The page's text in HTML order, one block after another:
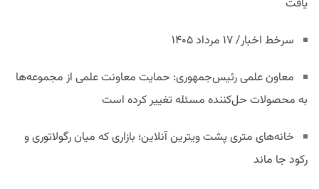
یافت
سرخط اخبار/ ۱۷ مرداد ۱۴۰۵
معاون علمی رئیس‌جمهوری: حمایت معاونت علمی از مجموعه‌ها
به محصولات حل‌کننده مسئله تغییر کرده است
خانه‌های متری پشت ویترین آنلاین؛ بازاری که میان رگولاتوری و
رکود جا ماند